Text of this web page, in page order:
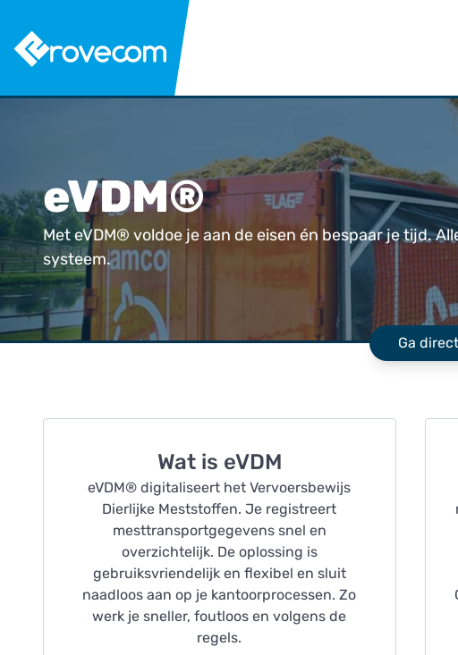
eVDM®
Met eVDM® voldoe je aan de eisen én bespaar je tijd.
systeem.
Ga
Wat is eVDM
eVDM® digitaliseert het Vervoersbewijs
Dierlijke Meststoffen. Je registreert
mesttransportgegevens snel en
overzichtelijk. De oplossing is
gebruiksvriendelijk en flexibel en sluit
naadloos aan op je kantoorprocessen. Zo
werk je sneller, foutloos en volgens de
regels.